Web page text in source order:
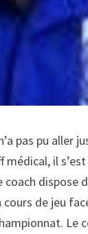
pas pu aller
il
dispose
de jeu
Le